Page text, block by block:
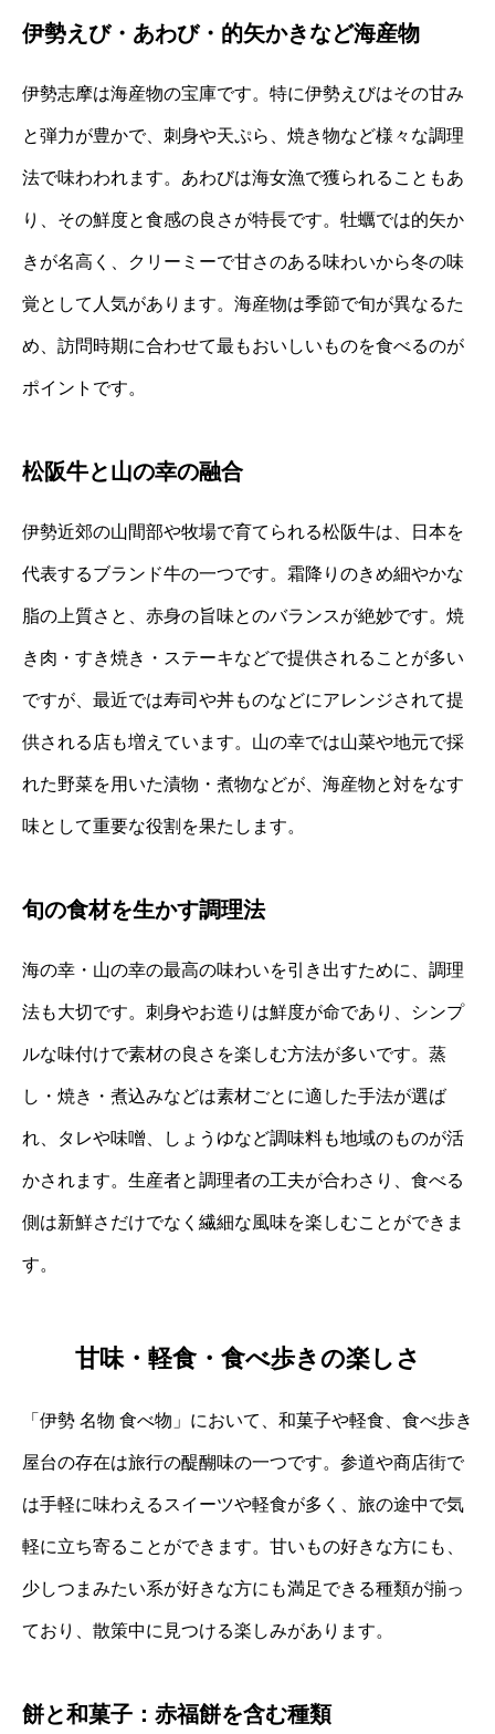
伊勢えび・あわび・的矢かきなど海産物
伊勢志摩は海産物の宝庫です。特に伊勢えびはその甘み
と弾力が豊かで、刺身や天ぷら、焼き物など様々な調理
法で味わわれます。あわびは海女漁で獲られることもあ
り、その鮮度と食感の良さが特長です。牡蠣では的矢か
きが名高く、クリーミーで甘さのある味わいから冬の味
覚として人気があります。海産物は季節で旬が異なるた
め、訪問時期に合わせて最もおいしいものを食べるのが
ポイントです。
松阪牛と山の幸の融合
伊勢近郊の山間部や牧場で育てられる松阪牛は、日本を
代表するブランド牛の一つです。霜降りのきめ細やかな
脂の上質さと、赤身の旨味とのバランスが絶妙です。焼
き肉・すき焼き・ステーキなどで提供されることが多い
ですが、最近では寿司や丼ものなどにアレンジされて提
供される店も増えています。山の幸では山菜や地元で採
れた野菜を用いた漬物・煮物などが、海産物と対をなす
味として重要な役割を果たします。
旬の食材を生かす調理法
海の幸・山の幸の最高の味わいを引き出すために、調理
法も大切です。刺身やお造りは鮮度が命であり、シンプ
ルな味付けで素材の良さを楽しむ方法が多いです。蒸
し・焼き・煮込みなどは素材ごとに適した手法が選ば
れ、タレや味噌、しょうゆなど調味料も地域のものが活
かされます。生産者と調理者の工夫が合わさり、食べる
側は新鮮さだけでなく繊細な風味を楽しむことができま
す。
甘味・軽食・食べ歩きの楽しさ
「伊勢 名物 食べ物」において、和菓子や軽食、食べ歩き
屋台の存在は旅行の醍醐味の一つです。参道や商店街で
は手軽に味わえるスイーツや軽食が多く、旅の途中で気
軽に立ち寄ることができます。甘いもの好きな方にも、
少しつまみたい系が好きな方にも満足できる種類が揃っ
ており、散策中に見つける楽しみがあります。
餅と和菓子：赤福餅を含む種類